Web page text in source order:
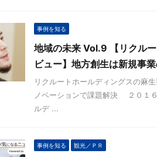
事例を知る
地域の未来 Vol.9 【リクル
ビュー】地方創生は新規事
リクルートホールディングスの麻
ノベーションで課題解決 ２０１
ルデ ...
事例を知る 観光／ＰＲ